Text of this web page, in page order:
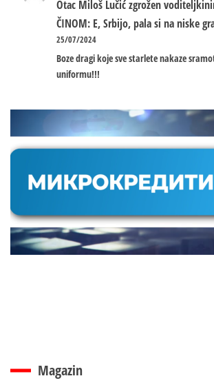
Otac Miloš Lučić zgrožen
ČINOM: E, Srbijo, pala si na niske
25/07/2024
Boze dragi koje sve starlete nakaze
uniformu!!!
Magazin